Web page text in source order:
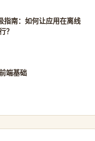
南：如何让应用在离线
？
端基础